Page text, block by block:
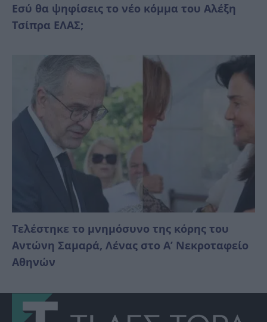
Εσύ θα ψηφίσεις το νέο κόμμα του Αλέξη
Τσίπρα ΕΛΑΣ;
Τελέστηκε το μνημόσυνο της κόρης του
Αντώνη Σαμαρά, Λένας στο Α’ Νεκροταφείο
Αθηνών